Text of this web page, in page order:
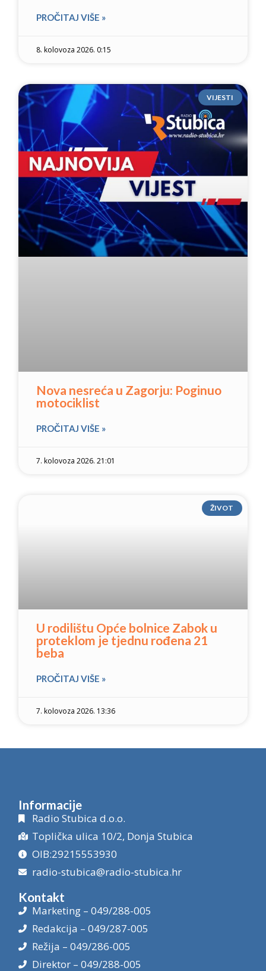
PROČITAJ VIŠE »
8. kolovoza 2026. 0:15
VIJESTI
Nova nesreća u Zagorju: Poginuo
motociklist
PROČITAJ VIŠE »
7. kolovoza 2026. 21:01
ŽIVOT
U rodilištu Opće bolnice Zabok u
proteklom je tjednu rođena 21
beba
PROČITAJ VIŠE »
7. kolovoza 2026. 13:36
Informacije
Radio Stubica d.o.o.
Toplička ulica 10/2, Donja Stubica
OIB:29215553930
radio-stubica@radio-stubica.hr
Kontakt
Marketing – 049/288-005
Redakcija – 049/287-005
Režija – 049/286-005
Direktor – 049/288-005